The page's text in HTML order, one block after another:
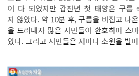
이 다 되었지만 갑진년 첫 태양은 구름
지 않았다. 약 10분 후, 구름을 비집고 나
을 드러내자 많은 시민들이 환호하며 스
았다. 그리고 시민들은 저마다 소원을 빌